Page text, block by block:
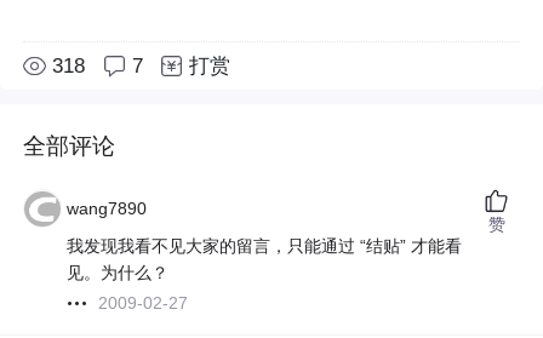
318 7 打赏
全部评论
wang7890
我发现我看不见大家的留言，只能通过 “结贴” 才能看
见。为什么？
2009-02-27
赞